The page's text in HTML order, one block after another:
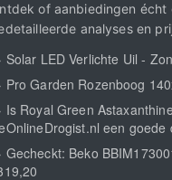
of aanbiedingen écht
analyses en
LED Verlichte Uil -
Garden Rozenboog
Royal Green
een goede
Beko